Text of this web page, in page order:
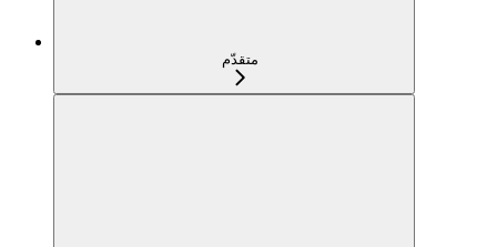
متقدّم